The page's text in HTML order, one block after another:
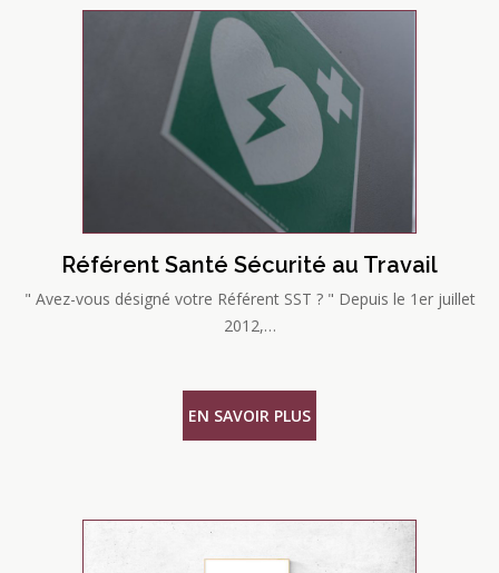
Référent Santé Sécurité au Travail
" Avez-vous désigné votre Référent SST ? " Depuis le 1er juillet
2012,…
EN SAVOIR PLUS